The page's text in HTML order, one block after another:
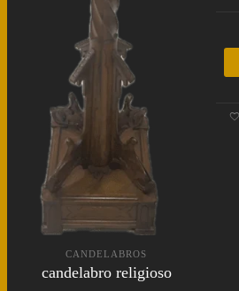
CANDELABROS
candelabro religioso